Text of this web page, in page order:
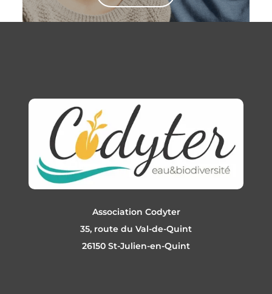
Association Codyter
35, route du Val-de-Quint
26150 St-Julien-en-Quint